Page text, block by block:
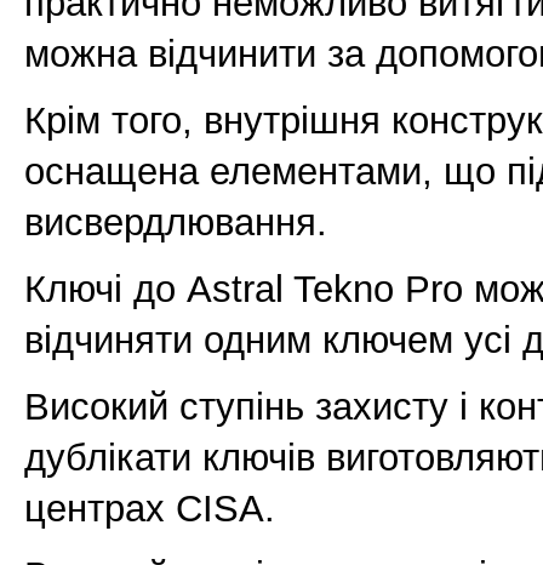
можна відчинити за
Крім того, внутрішня
оснащена елементами, що
висвердлювання.
Ключі до Astral Tekno Pro
відчиняти одним ключем усі
Високий ступінь захисту і
дублікати ключів
центрах CISA.